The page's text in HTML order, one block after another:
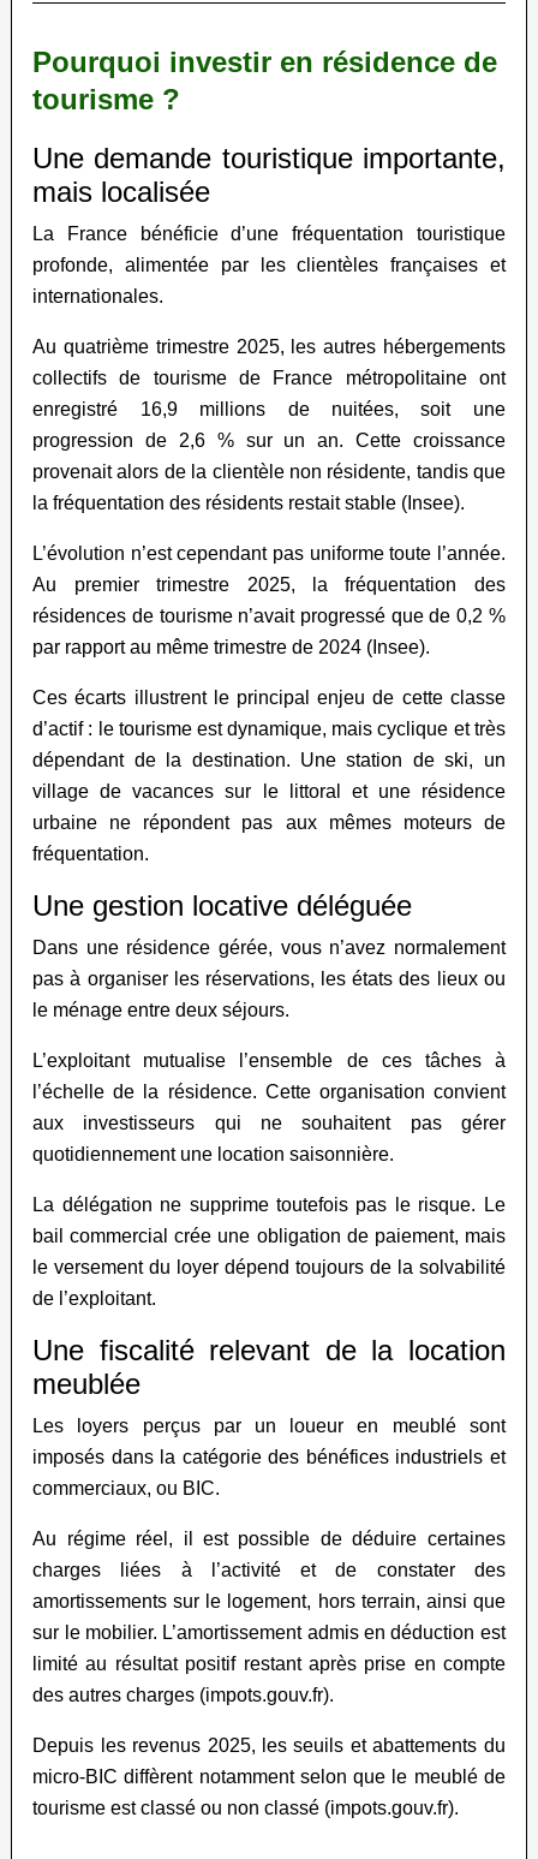
Pourquoi investir en résidence de
tourisme ?
Une demande touristique importante,
mais localisée
La France bénéficie d’une fréquentation touristique
profonde, alimentée par les clientèles françaises et
internationales.
Au quatrième trimestre 2025, les autres hébergements
collectifs de tourisme de France métropolitaine ont
enregistré 16,9 millions de nuitées, soit une
progression de 2,6 % sur un an. Cette croissance
provenait alors de la clientèle non résidente, tandis que
la fréquentation des résidents restait stable (Insee).
L’évolution n’est cependant pas uniforme toute l’année.
Au premier trimestre 2025, la fréquentation des
résidences de tourisme n’avait progressé que de 0,2 %
par rapport au même trimestre de 2024 (Insee).
Ces écarts illustrent le principal enjeu de cette classe
d’actif : le tourisme est dynamique, mais cyclique et très
dépendant de la destination. Une station de ski, un
village de vacances sur le littoral et une résidence
urbaine ne répondent pas aux mêmes moteurs de
fréquentation.
Une gestion locative déléguée
Dans une résidence gérée, vous n’avez normalement
pas à organiser les réservations, les états des lieux ou
le ménage entre deux séjours.
L’exploitant mutualise l’ensemble de ces tâches à
l’échelle de la résidence. Cette organisation convient
aux investisseurs qui ne souhaitent pas gérer
quotidiennement une location saisonnière.
La délégation ne supprime toutefois pas le risque. Le
bail commercial crée une obligation de paiement, mais
le versement du loyer dépend toujours de la solvabilité
de l’exploitant.
Une fiscalité relevant de la location
meublée
Les loyers perçus par un loueur en meublé sont
imposés dans la catégorie des bénéfices industriels et
commerciaux, ou BIC.
Au régime réel, il est possible de déduire certaines
charges liées à l’activité et de constater des
amortissements sur le logement, hors terrain, ainsi que
sur le mobilier. L’amortissement admis en déduction est
limité au résultat positif restant après prise en compte
des autres charges (impots.gouv.fr).
Depuis les revenus 2025, les seuils et abattements du
micro-BIC diffèrent notamment selon que le meublé de
tourisme est classé ou non classé (impots.gouv.fr).